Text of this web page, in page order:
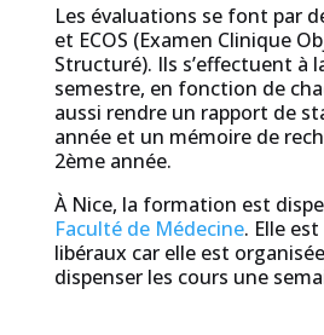
Les évaluations se font par
et ECOS (Examen Clinique
Structuré). Ils s’effectuent à
semestre, en fonction de
aussi rendre un rapport de
année et un mémoire de
2ème année.
À Nice, la formation est
Faculté de Médecine. Elle
libéraux car elle est
dispenser les cours une